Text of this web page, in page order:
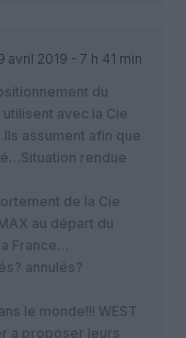
avril 2019 - 7 h 41 min
du
utilisent avec la Cie
assument afin que
rendue
de la Cie
au départ du
France…
annulés?
le monde!!! WEST
a proposer leurs